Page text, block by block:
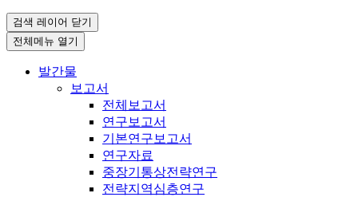
검색 레이어 닫기
전체메뉴 열기
발간물
보고서
전체보고서
연구보고서
기본연구보고서
연구자료
중장기통상전략연구
전략지역심층연구